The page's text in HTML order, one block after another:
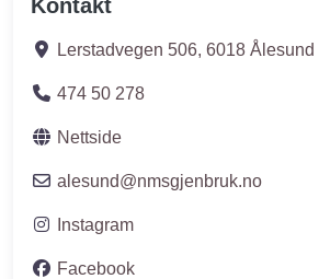
Kontakt
Lerstadvegen 506, 6018 Ålesund
474 50 278
Nettside
alesund@nmsgjenbruk.no
Instagram
Facebook